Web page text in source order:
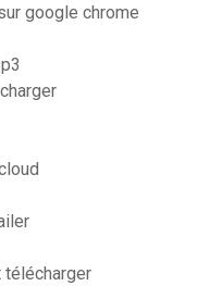
google chrome
télécharger